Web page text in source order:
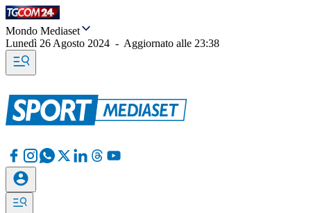
Mondo Mediaset
Lunedì 26 Agosto 2024 - Aggiornato alle 23:38